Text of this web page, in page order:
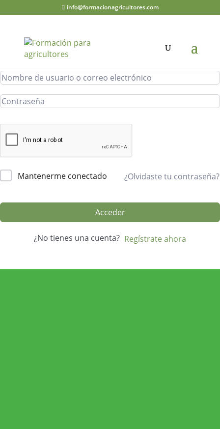
info@formacionagricultores.com
¡Hola, bienvenido de nuevo!
Mantenerme conectado ¿Olvidaste tu contraseña?
Acceder
¿No tienes una cuenta? Regístrate ahora